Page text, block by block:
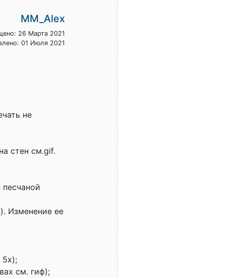
MM_Alex
26 Марта 2021
01 Июля 2021
не
стен см.gif.
Изменение ее
5х);
см. гиф);